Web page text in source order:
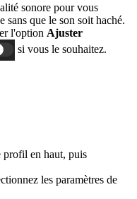
sonore pour vous
sans que le son soit haché.
l'option Ajuster
si vous le souhaitez.
profil en haut, puis
les paramètres de